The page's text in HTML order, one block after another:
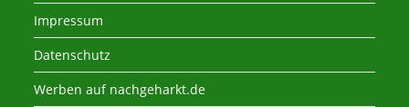
Impressum
Datenschutz
Werben auf nachgeharkt.de